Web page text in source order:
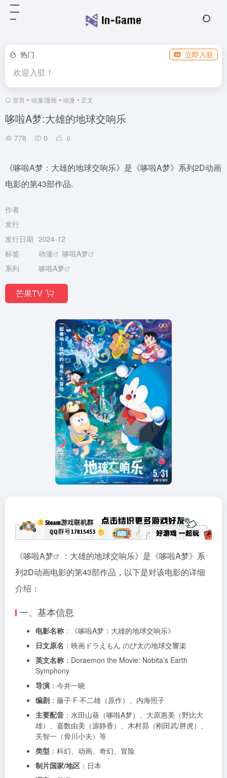
热门 立即入驻
欢迎入驻！
首页 • 动漫/漫画 • 动漫 • 正文
哆啦A梦:大雄的地球交响乐
778 0 0
《哆啦A梦：大雄的地球交响乐》是《哆啦A梦》系列2D动画
电影的第43部作品.
作者
发行
发行日期 2024-12
标签
动漫
哆啦A梦
系列
哆啦A梦
芒果TV
《哆啦A梦
：大雄的地球交响乐》是《哆啦A梦》系
列2D动画电影的第43部作品，以下是对该电影的详细
介绍：
一、基本信息
电影名称 ：《哆啦A梦：大雄的地球交响乐》
日文原名 ：映画ドラえもん のび太の地球交響楽
英文名称 ：Doraemon the Movie: Nobita’s Earth
Symphony
导演 ：今井一晓
编剧 ：藤子·F·不二雄（原作）、内海照子
主要配音 ：水田山葵（哆啦A梦）、大原惠美（野比大
雄）、嘉数由美（源静香）、木村昴（刚田武/胖虎）、
关智一（骨川小夫）等
类型 ：科幻、动画、奇幻、冒险
制片国家/地区 ：日本